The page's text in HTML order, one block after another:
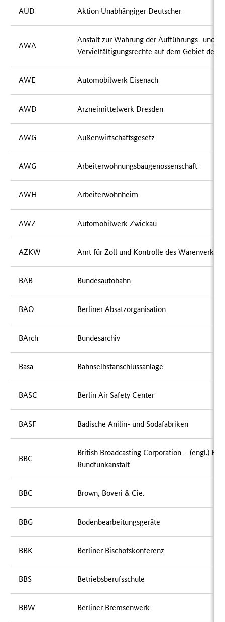
AUD Aktion Unabhängiger Deutscher
AWA
Anstalt zur Wahrung der Aufführungs- und
Vervielfältigungsrechte auf dem Gebiet der
AWE Automobilwerk Eisenach
AWD Arzneimittelwerk Dresden
AWG Außenwirtschaftsgesetz
AWG Arbeiterwohnungsbaugenossenschaft
AWH Arbeiterwohnheim
AWZ Automobilwerk Zwickau
AZKW Amt für Zoll und Kontrolle des
BAB Bundesautobahn
BAO Berliner Absatzorganisation
BArch Bundesarchiv
Basa Bahnselbstanschlussanlage
BASC Berlin Air Safety Center
BASF Badische Anilin- und Sodafabriken
BBC
British Broadcasting Corporation – (engl.)
Rundfunkanstalt
BBC Brown, Boveri & Cie.
BBG Bodenbearbeitungsgeräte
BBK Berliner Bischofskonferenz
BBS Betriebsberufsschule
BBW Berliner Bremsenwerk